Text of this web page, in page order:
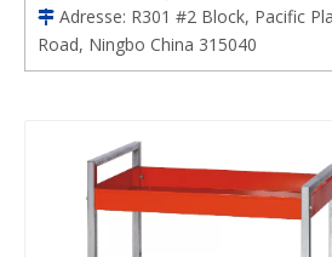
 Adresse: R301 #2 Block, Pacific
Road, Ningbo China 315040